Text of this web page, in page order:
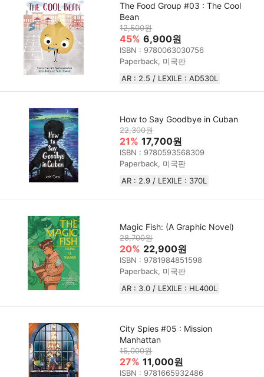
The Food Group #03 : The Cool
Bean
12,500원
45% 6,900원
ISBN : 9780063030756
Paperback, 미국판
AR : 2.5 / LEXILE : AD530L
How to Say Goodbye in Cuban
22,300원
21% 17,700원
ISBN : 9780593568309
Paperback, 미국판
AR : 2.9 / LEXILE : 370L
Magic Fish: (A Graphic Novel)
28,700원
20% 22,900원
ISBN : 9781984851598
Paperback, 미국판
AR : 3.0 / LEXILE : HL400L
City Spies #05 : Mission
Manhattan
15,000원
27% 11,000원
ISBN : 9781665932486